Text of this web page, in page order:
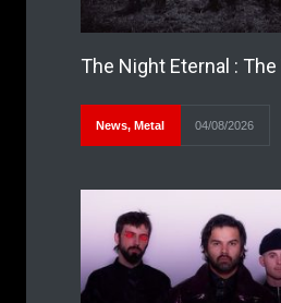
The Night Eternal :
News, Metal 04/08/2026